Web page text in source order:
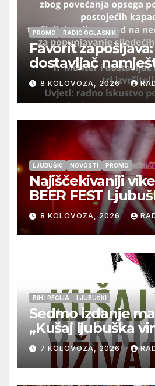
PROMO RADIO OGLASNIK
Favorit
dostavljač
izvršitelja
8 KOLOVOZA, 2026
LJUBUŠKI NOVOSTI PROMO
Najiščekivaniji
BEER FEST
9.kolovoza
8 KOLOVOZA, 2026
BIH I REGIJA LJUBUŠKI
Sedmo izdanje
„Kušaj ljubuška
vrhunska vina,
glazbu
7 KOLOVOZA, 2026